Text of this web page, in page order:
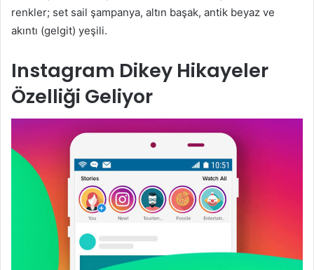
renkler; set sail şampanya, altın başak, antik beyaz ve
akıntı (gelgit) yeşili.
Instagram Dikey Hikayeler
Özelliği Geliyor